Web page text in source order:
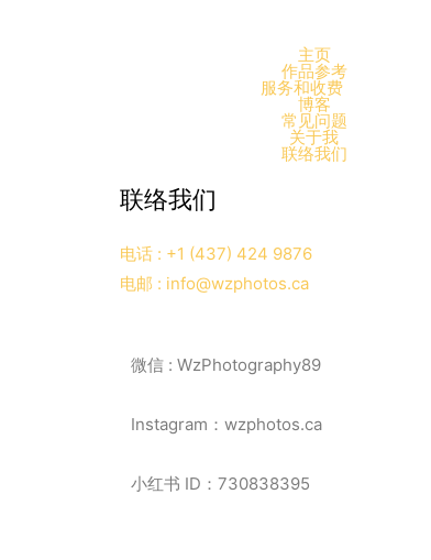
主页
作品参考
服务和收费
博客
常见问题
关于我
联络我们
联络我们
电话 : +1 (437) 424 9876
电邮 : info@wzphotos.ca
微信 : WzPhotography89
Instagram：wzphotos.ca
小红书 ID：730838395